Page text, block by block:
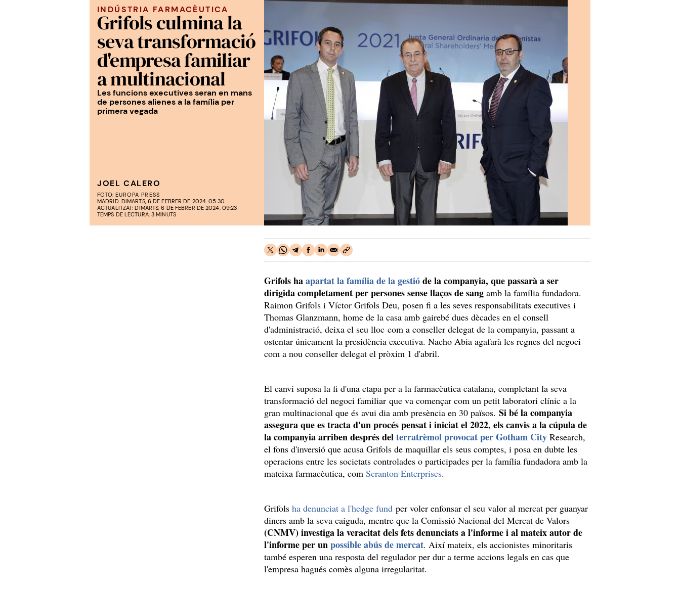
INDÚSTRIA FARMACÈUTICA
Grifols culmina la
seva transformació
d'empresa familiar
a multinacional
Les funcions executives seran en mans
de persones alienes a la família per
primera vegada
JOEL CALERO
FOTO: EUROPA PRESS
MADRID. DIMARTS, 6 DE FEBRER DE 2024. 05:30
ACTUALITZAT: DIMARTS, 6 DE FEBRER DE 2024. 09:23
TEMPS DE LECTURA: 3 MINUTS
Grifols haapartat la família de la gestióde la companyia, que passarà a ser
dirigida completament per persones sense llaços de sang amb la família fundadora.
Raimon Grifols i Víctor Grifols Deu, posen fi a les seves responsabilitats executives i
Thomas Glanzmann, home de la casa amb gairebé dues dècades en el consell
d'administració, deixa el seu lloc com a conseller delegat de la companyia, passant a
ostentar únicament la presidència executiva. Nacho Abia agafarà les regnes del negoci
com a nou conseller delegat el pròxim 1 d'abril.
El canvi suposa la fi d'una etapa per a la farmacèutica catalana, completant la seva
transformació del negoci familiar que va començar com un petit laboratori clínic a la
gran multinacional que és avui dia amb presència en 30 països. Si bé la companyia
assegura que es tracta d'un procés pensat i iniciat el 2022, els canvis a la cúpula de
la companyia arriben després delterratrèmol provocat per Gotham City Research,
el fons d'inversió que acusa Grifols de maquillar els seus comptes, i posa en dubte les
operacions entre les societats controlades o participades per la família fundadora amb la
mateixa farmacèutica, com Scranton Enterprises.
Grifols ha denunciat a l'hedge fund per voler enfonsar el seu valor al mercat per guanyar
diners amb la seva caiguda, mentre que la Comissió Nacional del Mercat de Valors
(CNMV) investiga la veracitat dels fets denunciats a l'informe i al mateix autor de
l'informe per unpossible abús de mercat. Així mateix, els accionistes minoritaris
també esperen una resposta del regulador per dur a terme accions legals en cas que
l'empresa hagués comès alguna irregularitat.